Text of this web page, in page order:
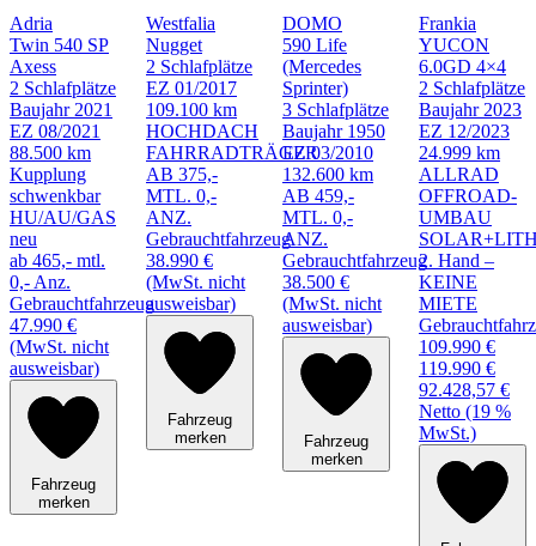
Adria
Twin 540 SP
Axess
2 Schlafplätze
Baujahr 2021
EZ 08/2021
88.500 km
Kupplung
schwenkbar
HU/AU/GAS
neu
ab 465,- mtl.
0,- Anz.
Gebrauchtfahrzeug
47.990 €
(MwSt. nicht
ausweisbar)
Fahrzeug
merken
Westfalia
Nugget
2 Schlafplätze
EZ 01/2017
109.100 km
HOCHDACH
FAHRRADTRÄGER
AB 375,-
MTL. 0,-
ANZ.
Gebrauchtfahrzeug
38.990 €
(MwSt. nicht
ausweisbar)
Fahrzeug
merken
DOMO
590 Life
(Mercedes
Sprinter)
3 Schlafplätze
Baujahr 1950
EZ 03/2010
132.600 km
AB 459,-
MTL. 0,-
ANZ.
Gebrauchtfahrzeug
38.500 €
(MwSt. nicht
ausweisbar)
Fahrzeug
merken
Frankia
YUCON
6.0GD 4×4
2 Schlafplätze
Baujahr 2023
EZ 12/2023
24.999 km
ALLRAD
OFFROAD-
UMBAU
2. Hand –
KEINE
MIETE
109.990 €
119.990 €
92.428,57 €
Netto (19 %
MwSt.)